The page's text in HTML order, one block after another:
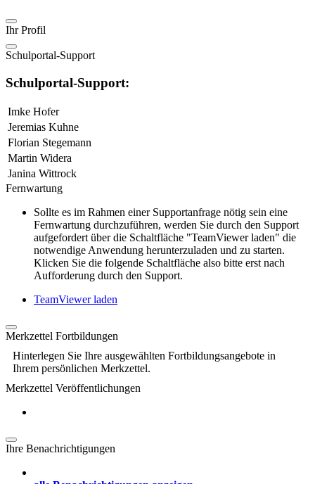
Ihr Profil
Schulportal-Support
Schulportal-Support:
Imke Hofer
Jeremias Kuhne
Florian Stegemann
Martin Widera
Janina Wittrock
Fernwartung
Sollte es im Rahmen einer Supportanfrage nötig sein eine
Fernwartung durchzuführen, werden Sie durch den Support
aufgefordert über die Schaltfläche "TeamViewer laden" die
notwendige Anwendung herunterzuladen und zu starten.
Klicken Sie die folgende Schaltfläche also bitte erst nach
Aufforderung durch den Support.
TeamViewer laden
Merkzettel Fortbildungen
Hinterlegen Sie Ihre ausgewählten Fortbildungsangebote in
Ihrem persönlichen Merkzettel.
Merkzettel Veröffentlichungen
Ihre Benachrichtigungen